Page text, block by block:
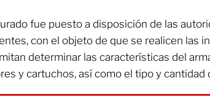
fue puesto a disposición de las
con el objeto de que se realicen las
determinar las características del
y cartuchos, así como el tipo y cantidad